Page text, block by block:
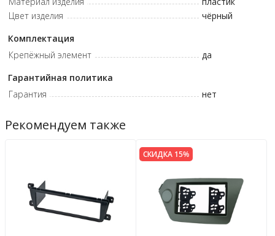
Цвет изделия
чёрный
Комплектация
Крепёжный элемент
да
Гарантийная политика
Гарантия
нет
Рекомендуем также
СКИДКА 15%